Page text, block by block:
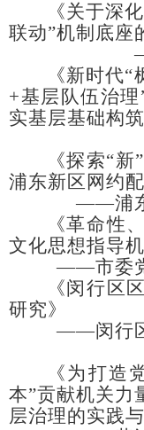
《关于深
联动”机制底座
《新时代“
+基层队伍治
实基层基础构
《探索“新
浦东新区网约
——浦
《革命性
文化思想指导
——市委
《闵行区
研究》
——闵行
《为打造
本”贡献机关
层治理的实践与